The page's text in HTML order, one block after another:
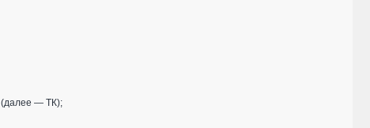
(далее — ТК);